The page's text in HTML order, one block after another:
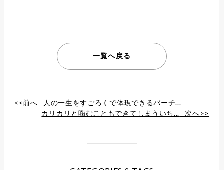
一覧へ戻る
<<前へ
人の一生をすごろくで体現できるバーチ...
カリカリと噛むこともできてしまういち... 次へ>>